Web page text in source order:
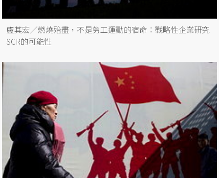
盧其宏／燃燒殆盡，不是勞工運動的宿命：戰略性企業研究
SCR的可能性